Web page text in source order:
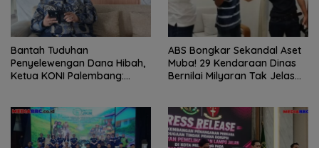
Bantah Tuduhan
Penyelewengan Dana Hibah,
Ketua KONI Palembang:
ABS Bongkar Sekandal Aset
Muba! 29 Kendaraan Dinas
Bernilai Milyaran Tak Jelas